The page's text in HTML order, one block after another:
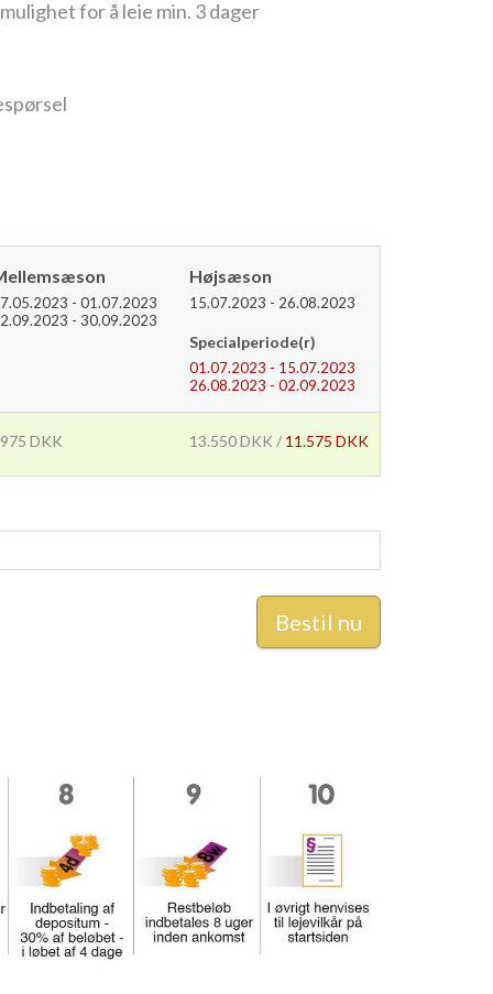
for å leie min. 3 dager
- 01.07.2023
- 30.09.2023
Højsæson
15.07.2023 - 26.08.2023
Specialperiode(r)
01.07.2023 - 15.07.2023
26.08.2023 - 02.09.2023
DKK 13.550 DKK / 11.575 DKK